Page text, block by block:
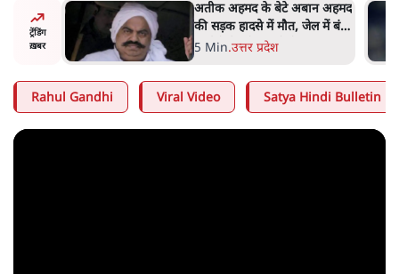
ट्रेंडिंग
ख़बर
बोले थे-
अतीक अहमद के बेटे अबान अहमद
की सड़क हादसे में मौत, जेल में बंद
भाई से मिलने जा रहे थे
5 Min.उत्तर प्रदेश
Rahul Gandhi Viral Video Satya Hindi Bulletin